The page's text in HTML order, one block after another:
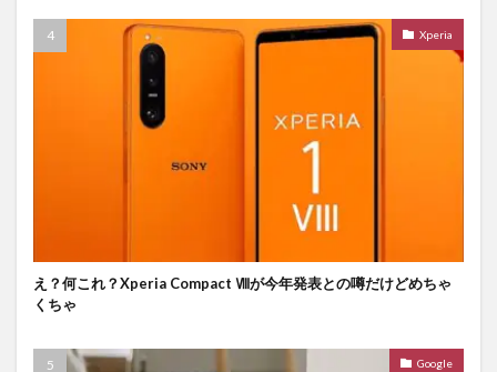
Xperia
え？何これ？Xperia Compact Ⅷが今年発表との噂だけどめちゃ
くちゃ
Google